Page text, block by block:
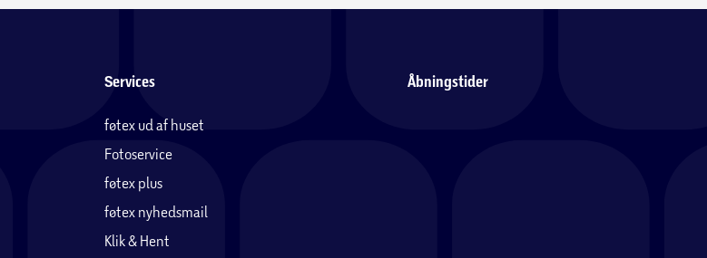
Services
føtex ud af huset
Fotoservice
føtex plus
føtex nyhedsmail
Klik & Hent
Åbningstider